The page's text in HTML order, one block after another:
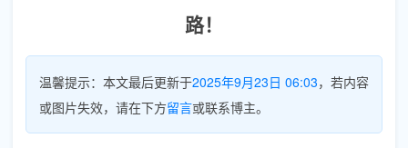
路！
温馨提示：本文最后更新于2025年9月23日 06:03，若内容
或图片失效，请在下方留言或联系博主。